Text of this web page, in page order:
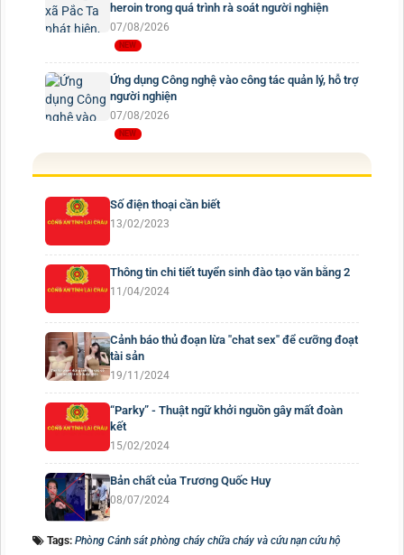
heroin trong quá trình rà soát người nghiện
07/08/2026
Ứng dụng Công nghệ vào công tác quản lý, hỗ trợ
người nghiện
07/08/2026
Số điện thoại cần biết
13/02/2023
Thông tin chi tiết tuyển sinh đào tạo văn bằng 2
11/04/2024
Cảnh báo thủ đoạn lừa "chat sex" để cưỡng đoạt
tài sản
19/11/2024
“Parky” - Thuật ngữ khởi nguồn gây mất đoàn
kết
15/02/2024
Bản chất của Trương Quốc Huy
08/07/2024
Tags: Phòng Cảnh sát phòng cháy chữa cháy và cứu nạn cứu hộ